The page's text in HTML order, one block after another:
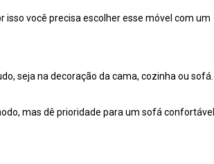
isso você precisa escolher esse móvel com um
seja na decoração da cama, cozinha ou sofá.
mas dê prioridade para um sofá confortável.